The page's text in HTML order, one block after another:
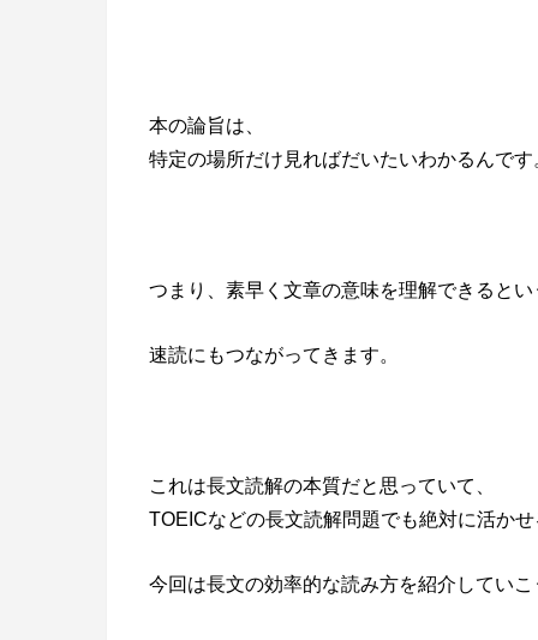
本の論旨は、
特定の場所だけ見ればだいたいわかるんです
つまり、素早く文章の意味を理解できるとい
速読にもつながってきます。
これは長文読解の本質だと思っていて、
TOEICなどの長文読解問題でも絶対に活かせ
今回は長文の効率的な読み方を紹介していこ